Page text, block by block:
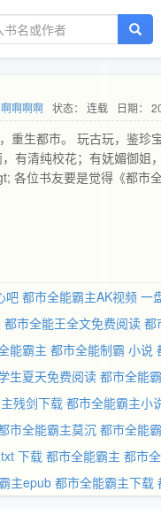
啊啊啊 状态： 连载 日期：
重生都市。 玩古玩，鉴珍
有清纯校花；有妩媚御
各位书友要是觉得《都市
吧 都市全能霸主AK视频 一
都市全能王全文免费阅读 都
能霸主 都市全能制霸 小说
生夏天免费阅读 都市全能
残剑下载 都市全能霸主小
市全能霸主莫沉 都市全能
下载 都市全能霸主 都市
主epub都市全能霸主下载